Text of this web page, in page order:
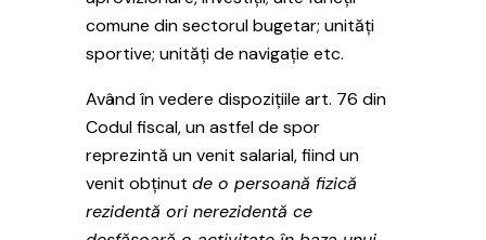
comune din sectorul bugetar; unități
sportive; unități de navigație etc.
Având în vedere dispozițiile art. 76 din
Codul fiscal, un astfel de spor
reprezintă un venit salarial, fiind un
venit obținut de o persoană fizică
rezidentă ori nerezidentă ce